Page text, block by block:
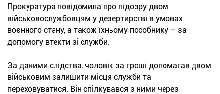
Прокуратура повідомила про підозру двом
військовослужбовцям у дезертирстві в умовах
воєнного стану, а також їхньому пособнику – за
допомогу втекти зі служби.
За даними слідства, чоловік за гроші допомагав двом
військовим залишити місця служби та
переховуватися. Він спілкувався з ними через